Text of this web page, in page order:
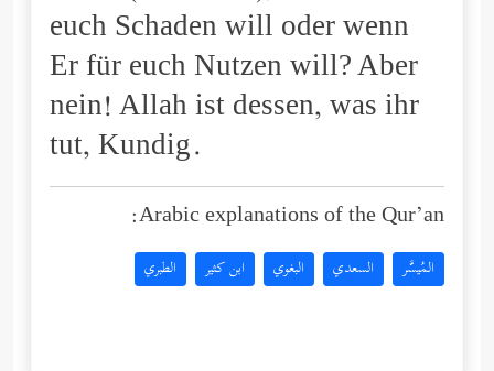
euch Schaden will oder wenn
Er für euch Nutzen will? Aber
nein! Allah ist dessen, was ihr
tut, Kundig.
Arabic explanations of the Qur’an:
المُيسَّر السعدي البغوي ابن كثير الطبري